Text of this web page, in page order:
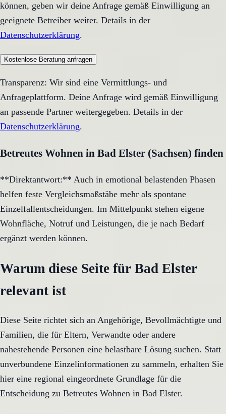
können, geben wir deine Anfrage gemäß Einwilligung an
geeignete Betreiber weiter. Details in der
Datenschutzerklärung.
Kostenlose Beratung anfragen
Transparenz: Wir sind eine Vermittlungs- und
Anfrageplattform. Deine Anfrage wird gemäß Einwilligung
an passende Partner weitergegeben. Details in der
Datenschutzerklärung.
Betreutes Wohnen in Bad Elster (Sachsen) finden
**Direktantwort:** Auch in emotional belastenden Phasen
helfen feste Vergleichsmaßstäbe mehr als spontane
Einzelfallentscheidungen. Im Mittelpunkt stehen eigene
Wohnfläche, Notruf und Leistungen, die je nach Bedarf
ergänzt werden können.
Warum diese Seite für Bad Elster
relevant ist
Diese Seite richtet sich an Angehörige, Bevollmächtigte und
Familien, die für Eltern, Verwandte oder andere
nahestehende Personen eine belastbare Lösung suchen. Statt
unverbundene Einzelinformationen zu sammeln, erhalten Sie
hier eine regional eingeordnete Grundlage für die
Entscheidung zu Betreutes Wohnen in Bad Elster.